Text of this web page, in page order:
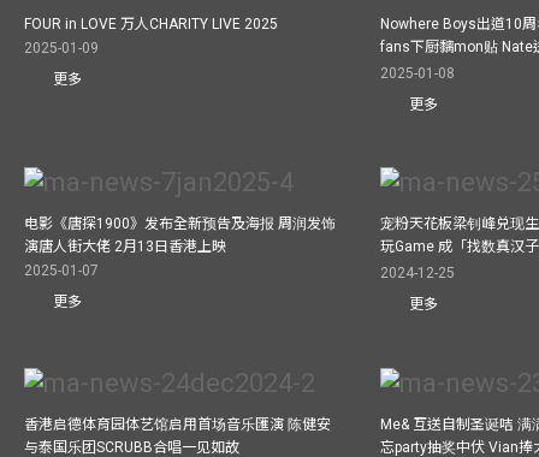
FOUR in LOVE 万人CHARITY LIVE 2025
2025-01-09
更多
Nowhere Boys出道10
fans下厨黐mon贴 Nate
2025-01-08
更多
电影《唐探1900》发布全新预告及海报 周润发饰
演唐人街大佬 2月13日香港上映
2025-01-07
更多
宠粉天花板梁钊峰兑现
玩Game 成「找数真汉
2024-12-25
更多
香港启德体育园体艺馆启用首场音乐匯演 陈健安
与泰国乐团SCRUBB合唱一见如故
Me& 互送自制圣诞咭
忘party抽奖中伏 Vian捧